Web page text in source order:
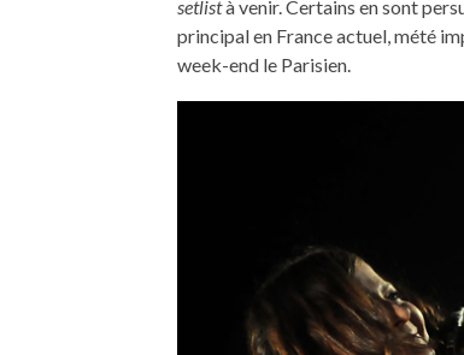
setlistà venir. Certains en sont
principal en France actuel, mété
week-end le Parisien.